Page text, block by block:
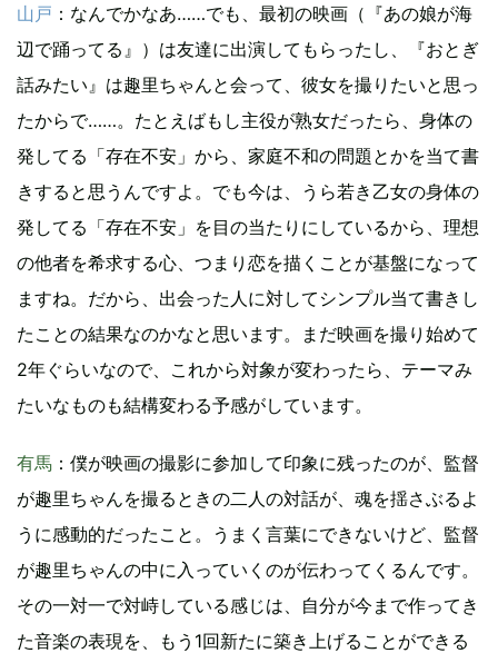
山戸 ：なんでかなあ……でも、最初の映画（『あの娘が海
辺で踊ってる』）は友達に出演してもらったし、『おとぎ
話みたい』は趣里ちゃんと会って、彼女を撮りたいと思っ
たからで……。たとえばもし主役が熟女だったら、身体の
発してる「存在不安」から、家庭不和の問題とかを当て書
きすると思うんですよ。でも今は、うら若き乙女の身体の
発してる「存在不安」を目の当たりにしているから、理想
の他者を希求する心、つまり恋を描くことが基盤になって
ますね。だから、出会った人に対してシンプル当て書きし
たことの結果なのかなと思います。まだ映画を撮り始めて
2年ぐらいなので、これから対象が変わったら、テーマみ
たいなものも結構変わる予感がしています。
有馬 ：僕が映画の撮影に参加して印象に残ったのが、監督
が趣里ちゃんを撮るときの二人の対話が、魂を揺さぶるよ
うに感動的だったこと。うまく言葉にできないけど、監督
が趣里ちゃんの中に入っていくのが伝わってくるんです。
その一対一で対峙している感じは、自分が今まで作ってき
た音楽の表現を、もう1回新たに築き上げることができる